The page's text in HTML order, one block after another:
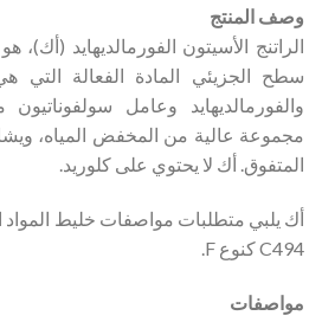
وصف المنتج
الراتنج الأسيتون الفورمالديهايد (أك)، هو
سطح الجزيئي المادة الفعالة التي
والفورمالديهايد وعامل
مجموعة عالية من المخفض المياه،
المتفوق. أك لا يحتوي على كلوريد.
أك يلبي متطلبات مواصفات خليط المواد
C494 كنوع F.
مواصفات